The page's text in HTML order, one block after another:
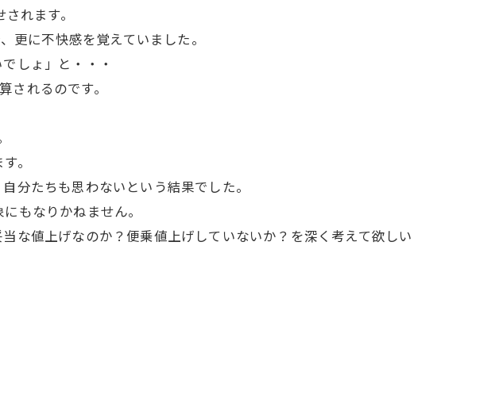
れます。
更に不快感を覚えていました。
しょ」と・・・
されるのです。
。
分たちも思わないという結果でした。
もなりかねません。
な値上げなのか？便乗値上げしていないか？を深く考えて欲しい